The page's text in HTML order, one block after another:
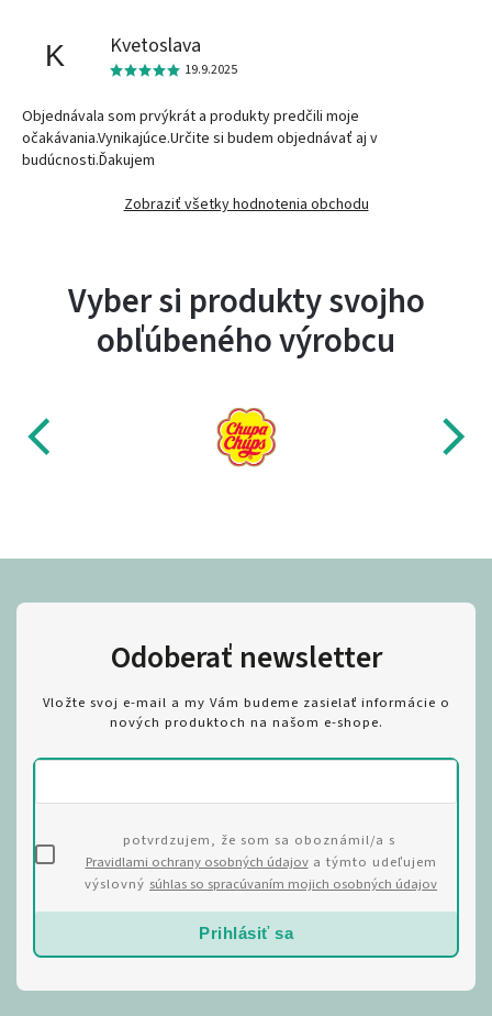
K Kvetoslava
19.9.2025
Objednávala som prvýkrát a produkty predčili moje
očakávania.Vynikajúce.Určite si budem objednávať aj v
budúcnosti.Ďakujem
Zobraziť všetky hodnotenia obchodu
Vyber si produkty svojho
obľúbeného výrobcu
Odoberať newsletter
Vložte svoj e-mail a my Vám budeme zasielať informácie o
nových produktoch na našom e-shope.
potvrdzujem, že som sa oboznámil/a s
Pravidlami ochrany osobných údajova týmto udeľujem
výslovný súhlas so spracúvaním mojich osobných údajov
Prihlásiť sa